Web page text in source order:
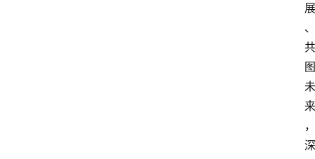
展
、
共
图
未
来
，
深